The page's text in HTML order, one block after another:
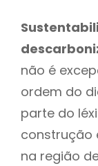
não é
ordem do
parte do
construção
na região